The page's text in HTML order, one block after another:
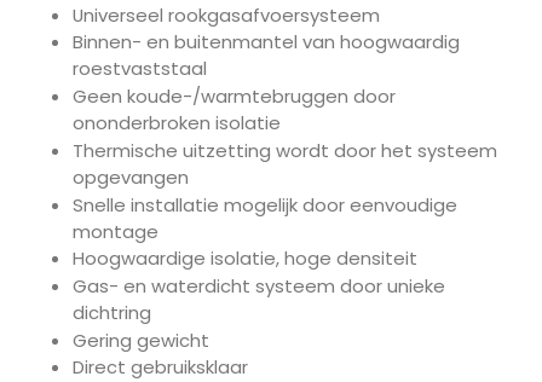
afbeeldingen-
gallerij
Universeel rookgasafvoersysteem
Binnen- en buitenmantel van hoogwaardig
roestvaststaal
Geen koude-/warmtebruggen door
ononderbroken isolatie
Thermische uitzetting wordt door het systeem
opgevangen
Snelle installatie mogelijk door eenvoudige
montage
Hoogwaardige isolatie, hoge densiteit
Gas- en waterdicht systeem door unieke
dichtring
Gering gewicht
Direct gebruiksklaar